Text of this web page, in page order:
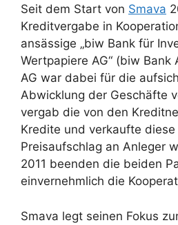
Seit dem Start von Smava
Kreditvergabe in
ansässige „biw Bank für
Wertpapiere AG“ (biw Bank
AG war dabei für die
Abwicklung der Geschäfte
vergab die von den
Kredite und verkaufte diese
Preisaufschlag an Anleger
2011 beenden die beiden
einvernehmlich die
Smava legt seinen Fokus